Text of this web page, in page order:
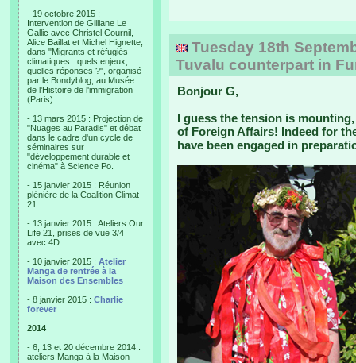
- 19 octobre 2015 :
Intervention de Gilliane Le
Gallic avec Christel Cournil,
Alice Baillat et Michel Hignette,
dans "Migrants et réfugiés
climatiques : quels enjeux,
quelles réponses ?", organisé
par le Bondyblog, au Musée
de l'Histoire de l'immigration
(Paris)
- 13 mars 2015 : Projection de
"Nuages au Paradis" et débat
dans le cadre d'un cycle de
séminaires sur
"développement durable et
cinéma" à Science Po.
- 15 janvier 2015 : Réunion
plénière de la Coalition Climat
21
- 13 janvier 2015 : Ateliers Our
Life 21, prises de vue 3/4
avec 4D
- 10 janvier 2015 : Atelier
Manga de rentrée à la
Maison des Ensembles
- 8 janvier 2015 : Charlie
forever
2014
- 6, 13 et 20 décembre 2014 :
ateliers Manga à la Maison
Tuesday 18th
Tuvalu counterpart in
Bonjour G,
I guess the tension is
of Foreign Affairs! Indeed for
have been engaged in